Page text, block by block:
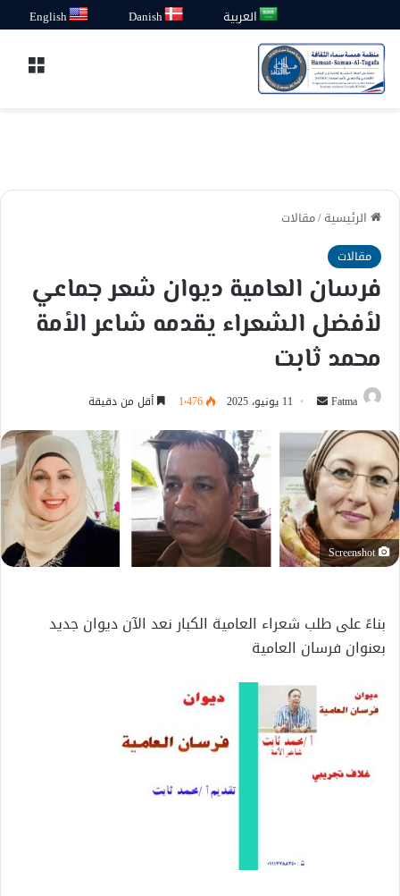
العربية Danish
English
الرئيسية/مقالات
مقالات
فرسان العامية ديوان شعر جماعي
لأفضل الشعراء يقدمه شاعر الأمة
محمد ثابت
Fatma
أرسل
إلكترونيا
11 يونيو، 2025 1٬476 أقل من دقيقة
Screenshot
بناءً على طلب شعراء العامية الكبار نعد الآن ديوان جديد
بعنوان فرسان العامية